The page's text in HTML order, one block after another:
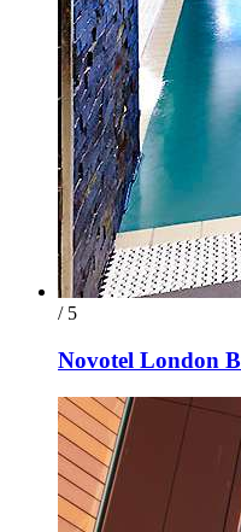
/ 5
Novotel London